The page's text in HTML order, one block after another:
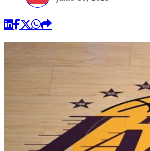
Universidad de Chile
Sustentabilidad